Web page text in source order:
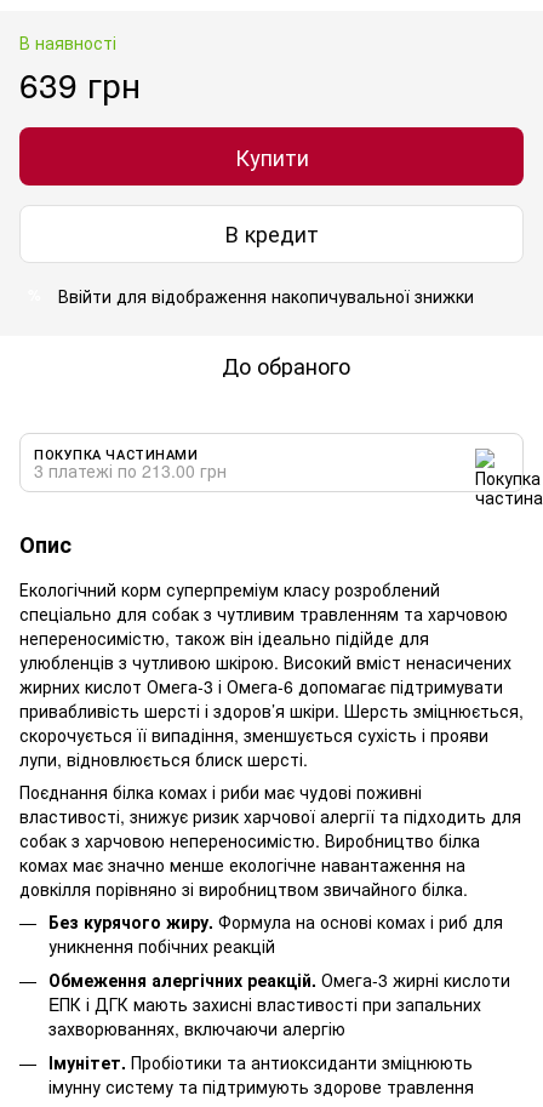
В наявності
639 грн
Купити
В кредит
Ввійти для відображення накопичувальної знижки
До обраного
ПОКУПКА ЧАСТИНАМИ
3 платежі по 213.00 грн
Опис
Екологічний корм суперпреміум класу розроблений
спеціально для собак з чутливим травленням та харчовою
непереносимістю, також він ідеально підійде для
улюбленців з чутливою шкірою. Високий вміст ненасичених
жирних кислот Омега-3 і Омега-6 допомагає підтримувати
привабливість шерсті і здоров’я шкіри. Шерсть зміцнюється,
скорочується її випадіння, зменшується сухість і прояви
лупи, відновлюється блиск шерсті.
Поєднання білка комах і риби має чудові поживні
властивості, знижує ризик харчової алергії та підходить для
собак з харчовою непереносимістю. Виробництво білка
комах має значно менше екологічне навантаження на
довкілля порівняно зі виробництвом звичайного білка.
Без курячого жиру. Формула на основі комах і риб для
уникнення побічних реакцій
Обмеження алергічних реакцій. Омега-3 жирні кислоти
EПК і ДГК мають захисні властивості при запальних
захворюваннях, включаючи алергію
Імунітет. Пробіотики та антиоксиданти зміцнюють
імунну систему та підтримують здорове травлення